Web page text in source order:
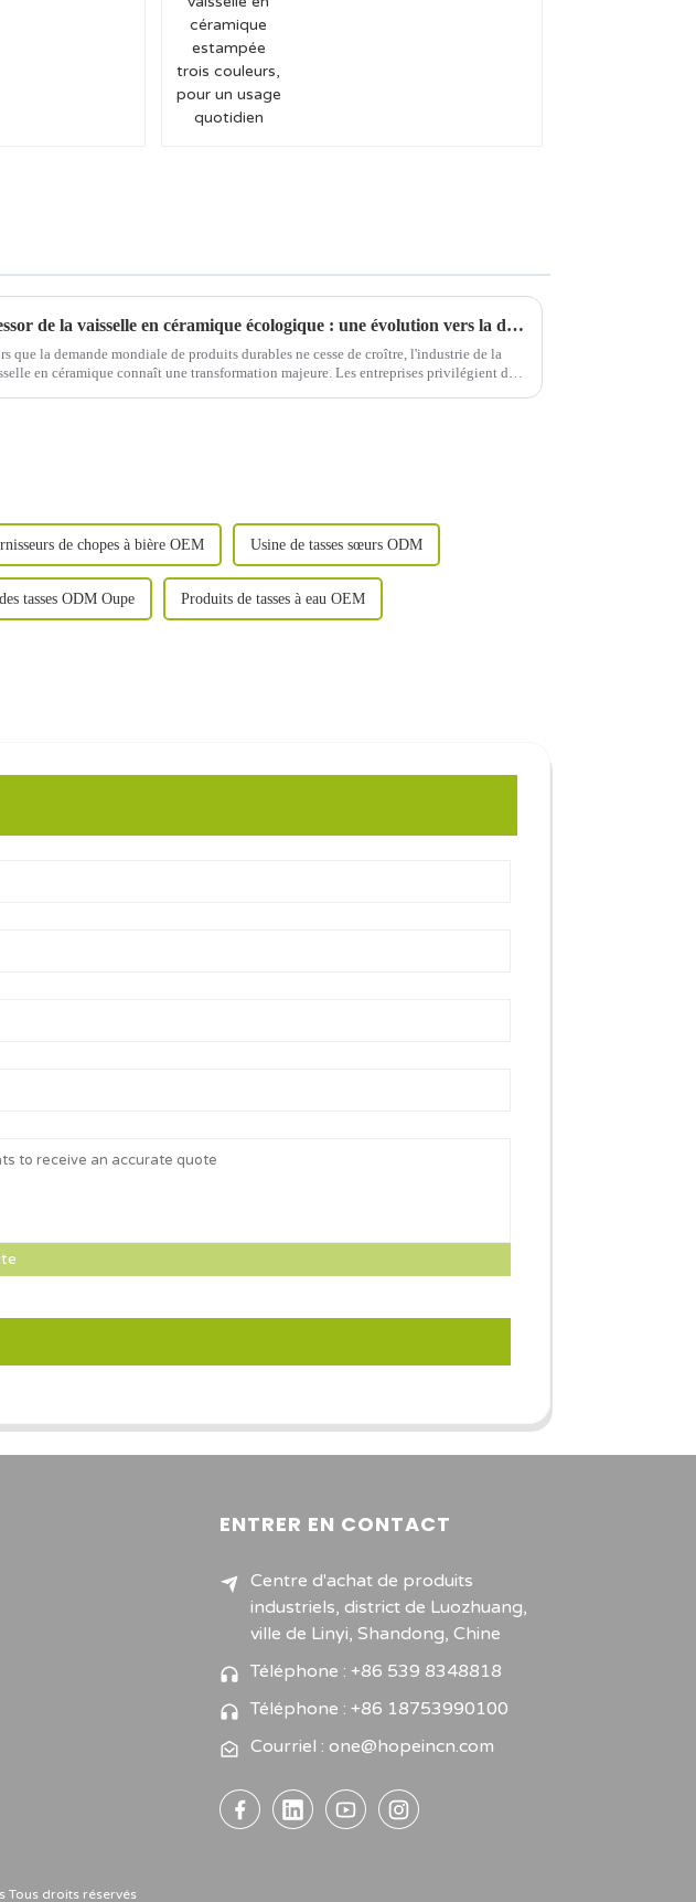
L'essor de la vaisselle en céramique écologique : une évolution vers la durabilité
que la demande mondiale de produits durables ne cesse de croître, l'industrie de la
en céramique connaît une transformation majeure. Les entreprises privilégient de
de chopes à bière OEM Usine de tasses sœurs ODM
tasses ODM Oupe Produits de tasses à eau OEM
ENTRER EN CONTACT
Centre d'achat de produits
industriels, district de Luozhuang,
ville de Linyi, Shandong, Chine
Téléphone : +86 539 8348818
Téléphone : +86 18753990100
Courriel : one@hopeincn.com
droits réservés